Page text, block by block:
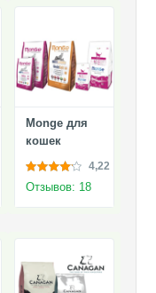
Monge для
кошек
4,22
Отзывов: 18